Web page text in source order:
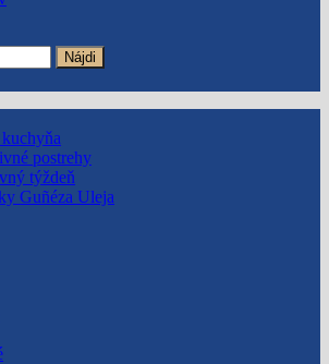
postrehy
týždeň
Guñéza Uleja